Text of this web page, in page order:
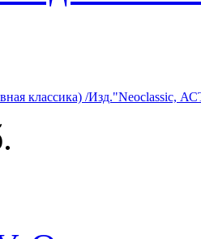
классика) /Изд."Neoclassic,